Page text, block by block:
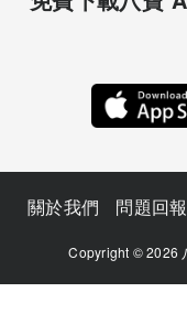
關於我們 問題回報
Copyright © 2026